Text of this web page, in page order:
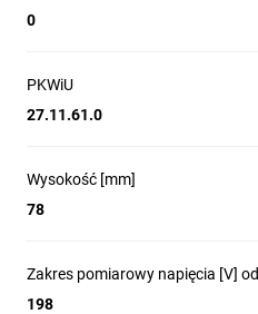
0
PKWiU
27.11.61.0
Wysokość [mm]
78
Zakres pomiarowy napięcia [V] od
198